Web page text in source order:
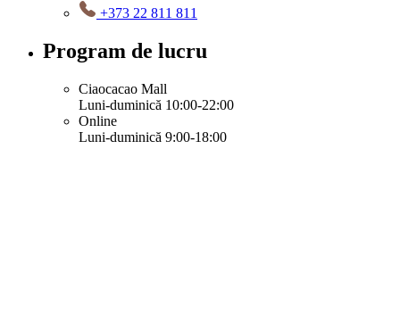
+373 22 811 811
Program de lucru
Ciaocacao Mall
Luni-duminică 10:00-22:00
Online
Luni-duminică 9:00-18:00